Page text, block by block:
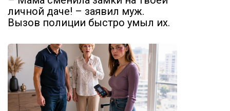
личной даче! – заявил муж.
Вызов полиции быстро умыл их.